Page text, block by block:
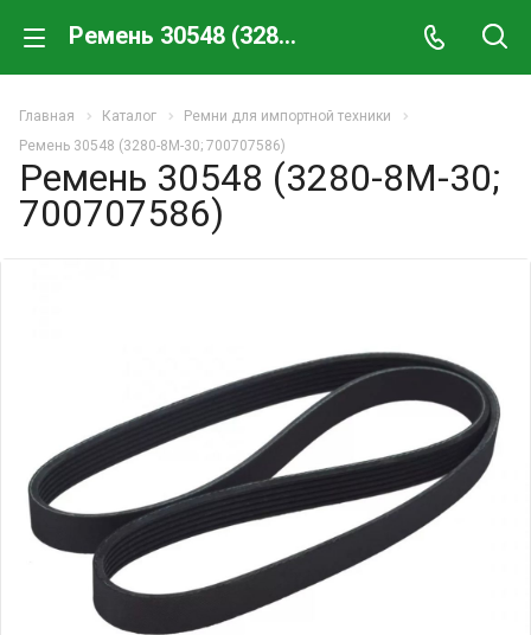
Ремень 30548 (3280-8M-30; 700707586)
Главная Каталог
Ремни для импортной техники
Ремень 30548 (3280-8M-30; 700707586)
Ремень 30548 (3280-8M-30;
700707586)